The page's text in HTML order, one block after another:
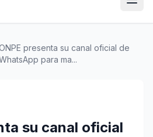
presenta su canal oficial de
para ma...
su canal oficial